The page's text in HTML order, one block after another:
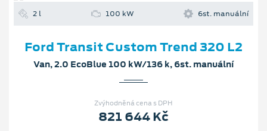
2 l 100 kW 6st. manuální
Ford Transit Custom Trend 320 L2
Van, 2.0 EcoBlue 100 kW/136 k, 6st. manuální
Zvýhodněná cena s DPH
821 644 Kč